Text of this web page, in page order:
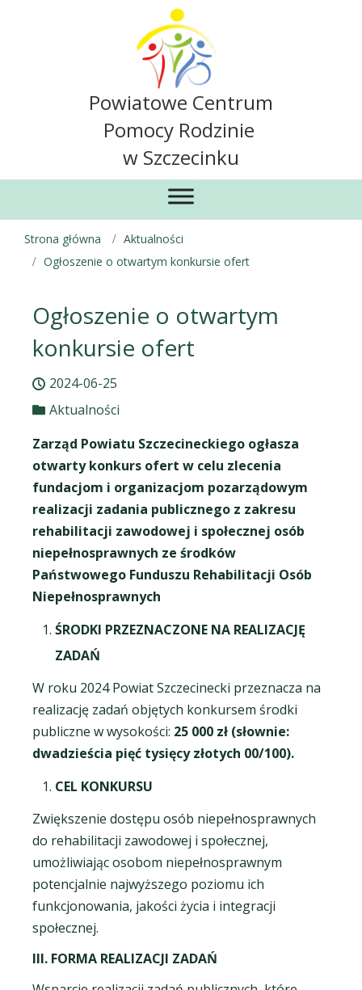
Powiatowe Centrum
Pomocy Rodzinie
w Szczecinku
Strona główna
Aktualności
Ogłoszenie o otwartym konkursie ofert
Ogłoszenie o otwartym
konkursie ofert
2024-06-25
Aktualności
Zarząd Powiatu Szczecineckiego ogłasza
otwarty konkurs ofert w celu zlecenia
fundacjom i organizacjom pozarządowym
realizacji zadania publicznego z zakresu
rehabilitacji zawodowej i społecznej osób
niepełnosprawnych ze środków
Państwowego Funduszu Rehabilitacji Osób
Niepełnosprawnych
ŚRODKI PRZEZNACZONE NA REALIZACJĘ
ZADAŃ
W roku 2024 Powiat Szczecinecki przeznacza na
realizację zadań objętych konkursem środki
publiczne w wysokości: 25 000 zł (słownie:
dwadzieścia pięć tysięcy złotych 00/100).
CEL KONKURSU
Zwiększenie dostępu osób niepełnosprawnych
do rehabilitacji zawodowej i społecznej,
umożliwiając osobom niepełnosprawnym
potencjalnie najwyższego poziomu ich
funkcjonowania, jakości życia i integracji
społecznej.
III. FORMA REALIZACJI ZADAŃ